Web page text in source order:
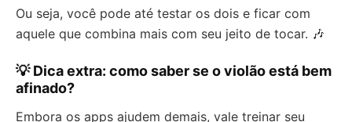
Ou seja, você pode até testar os dois e ficar com
aquele que combina mais com seu jeito de tocar. 🎶
💡 Dica extra: como saber se o violão está bem
afinado?
Embora os apps ajudem demais, vale treinar seu